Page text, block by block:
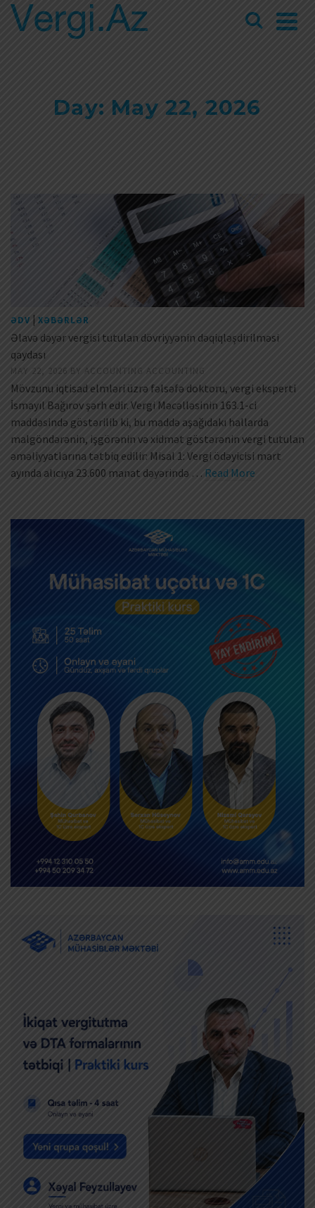
Day: May 22, 2026
ƏDV | XƏBƏRLƏR
Əlavə dəyər vergisi tutulan dövriyyənin dəqiqləşdirilməsi
qaydası
MAY 22, 2026 BY ACCOUNTING ACCOUNTING
Mövzunu iqtisad elmləri üzrə fəlsəfə doktoru, vergi eksperti
İsmayıl Bağırov şərh edir. Vergi Məcəlləsinin 163.1-ci
maddəsində göstərilib ki, bu maddə aşağıdakı hallarda
malgöndərənin, işgörənin və xidmət göstərənin vergi tutulan
əməliyyatlarına tətbiq edilir: Misal 1: Vergi ödəyicisi mart
ayında alıcıya 23.600 manat dəyərində … Read More